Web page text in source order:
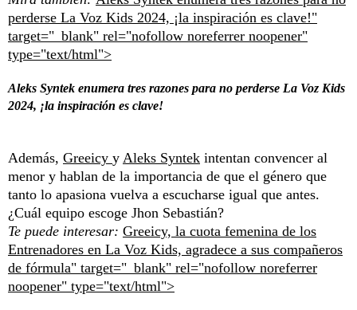
perderse La Voz Kids 2024, ¡la inspiración es clave!"
target="_blank" rel="nofollow noreferrer noopener"
type="text/html">
Aleks Syntek enumera tres razones para no perderse La Voz Kids
2024, ¡la inspiración es clave!
Además, Greeicy y Aleks Syntek intentan convencer al
menor y hablan de la importancia de que el género que
tanto lo apasiona vuelva a escucharse igual que antes.
¿Cuál equipo escoge Jhon Sebastián?
Te puede interesar: Greeicy, la cuota femenina de los
Entrenadores en La Voz Kids, agradece a sus compañeros
de fórmula" target="_blank" rel="nofollow noreferrer
noopener" type="text/html">